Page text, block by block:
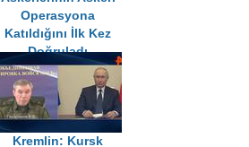
Operasyona
Katıldığını İlk Kez
Doğruladı
Kremlin: Kursk